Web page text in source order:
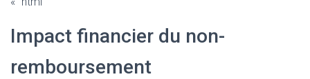
Impact financier du non-
remboursement